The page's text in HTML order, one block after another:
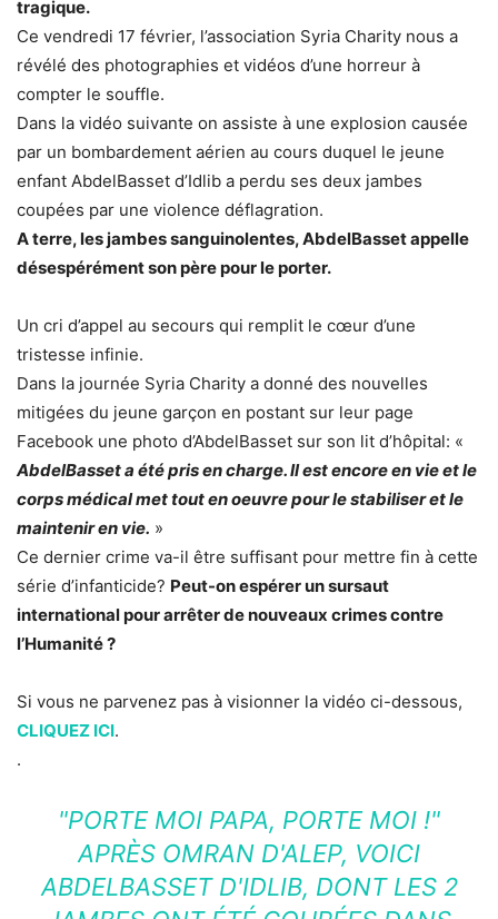
tragique.
Ce vendredi 17 février, l’association Syria Charity nous a
révélé des photographies et vidéos d’une horreur à
compter le souffle.
Dans la vidéo suivante on assiste à une explosion causée
par un bombardement aérien au cours duquel le jeune
enfant AbdelBasset d’Idlib a perdu ses deux jambes
coupées par une violence déflagration.
A terre, les jambes sanguinolentes, AbdelBasset appelle
désespérément son père pour le porter.
Un cri d’appel au secours qui remplit le cœur d’une
tristesse infinie.
Dans la journée Syria Charity a donné des nouvelles
mitigées du jeune garçon en postant sur leur page
Facebook une photo d’AbdelBasset sur son lit d’hôpital: «
AbdelBasset a été pris en charge. Il est encore en vie et le
corps médical met tout en oeuvre pour le stabiliser et le
maintenir en vie. »
Ce dernier crime va-il être suffisant pour mettre fin à cette
série d’infanticide? Peut-on espérer un sursaut
international pour arrêter de nouveaux crimes contre
l’Humanité ?
Si vous ne parvenez pas à visionner la vidéo ci-dessous,
CLIQUEZ ICI.
.
"PORTE MOI PAPA, PORTE MOI !"
APRÈS OMRAN D'ALEP, VOICI
ABDELBASSET D'IDLIB, DONT LES 2